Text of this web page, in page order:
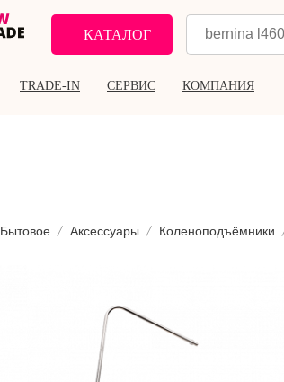
КАТАЛОГ
TRADE-IN СЕРВИС КОМПАНИЯ
Бытовое Аксессуары Коленоподъёмники